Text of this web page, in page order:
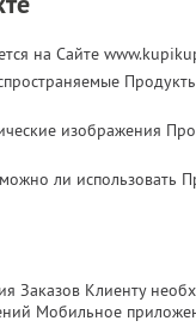
на Сайте
изображения
ли
Клиенту
Мобильное